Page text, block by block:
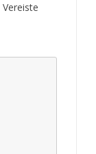
e
A
Vereiste